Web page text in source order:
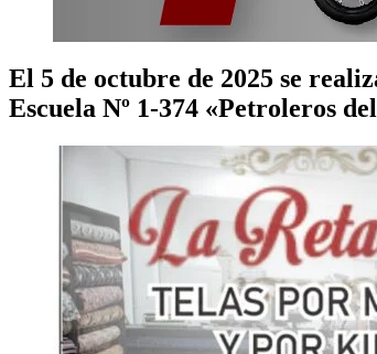
El 5 de octubre de 2025 se
Escuela Nº 1-374 «Petroleros